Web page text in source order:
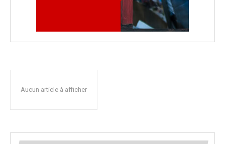
Aucun article à afficher